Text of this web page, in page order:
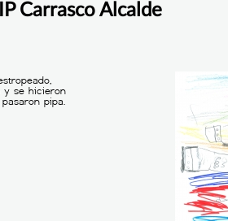
Carrasco Alcalde